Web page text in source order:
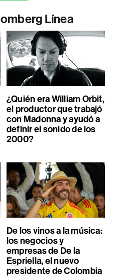
Línea
¿Quién era William Orbit,
el productor que trabajó
con Madonna y ayudó a
definir el sonido de los
2000?
De los vinos a la música:
los negocios y
empresas de De la
Espriella, el nuevo
presidente de Colombia